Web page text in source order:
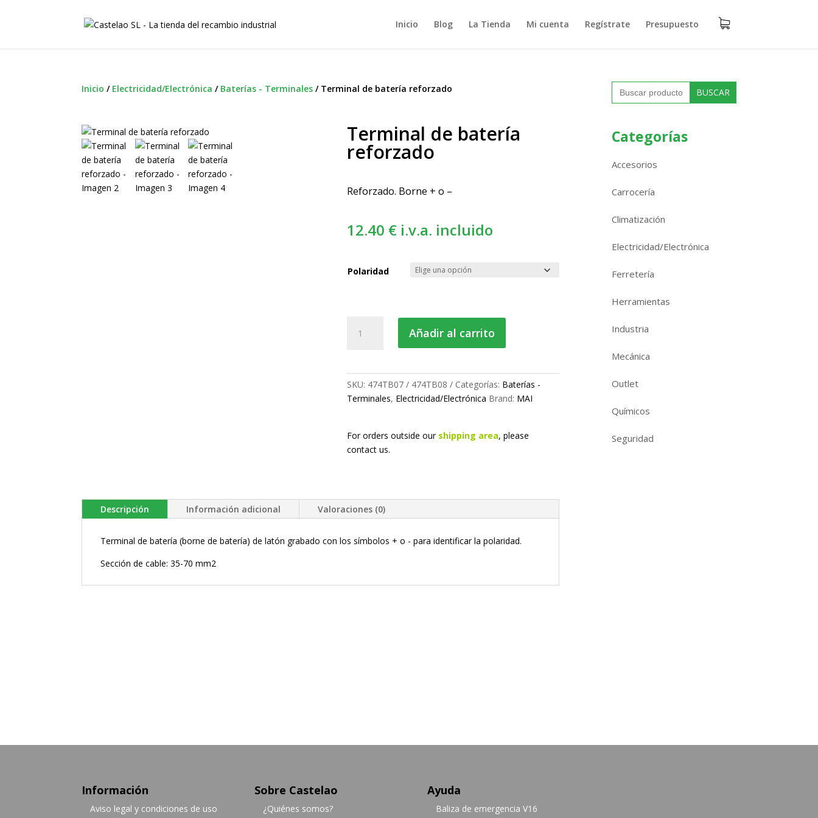
Inicio Blog La Tienda Mi cuenta Regístrate Presupuesto
Inicio / Electricidad/Electrónica / Baterías - Terminales / Terminal de batería reforzado
Terminal de batería
reforzado
Reforzado. Borne + o –
12.40 € i.v.a. incluido
Polaridad
Añadir al carrito
SKU: 474TB07 / 474TB08 Categorías: Baterías -
Terminales, Electricidad/Electrónica Brand: MAI
For orders outside our shipping area, please
contact us.
Descripción Información adicional Valoraciones (0)
Terminal de batería (borne de batería) de latón grabado con los símbolos + o - para identificar la polaridad.
Sección de cable: 35-70 mm2
Buscar:
Categorías
Accesorios
Carrocería
Climatización
Electricidad/Electrónica
Ferretería
Herramientas
Industria
Mecánica
Outlet
Químicos
Seguridad
Información
Aviso legal y condiciones de uso
Sobre Castelao
¿Quiénes somos?
Ayuda
Baliza de emergencia V16